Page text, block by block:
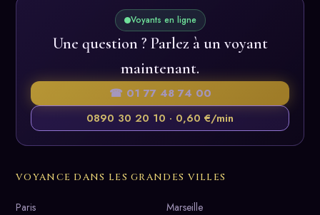
Voyants en ligne
Une question ? Parlez à un voyant
maintenant.
☎ 01 77 48 74 00
0890 30 20 10 · 0,60 €/min
VOYANCE DANS LES GRANDES VILLES
Paris Marseille